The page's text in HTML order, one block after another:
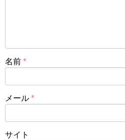
名前 *
メール *
サイト